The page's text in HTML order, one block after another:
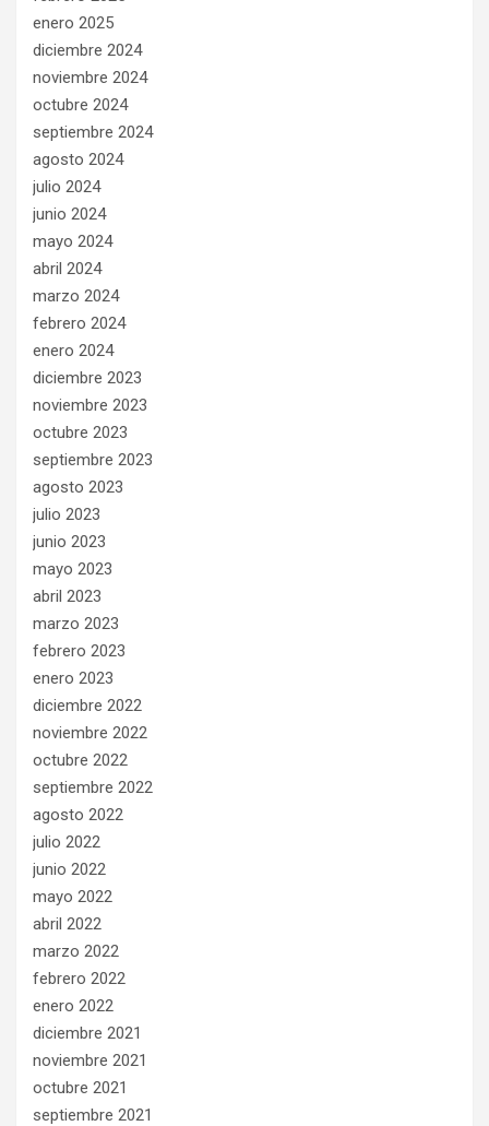
enero 2025
diciembre 2024
noviembre 2024
octubre 2024
septiembre 2024
agosto 2024
julio 2024
junio 2024
mayo 2024
abril 2024
marzo 2024
febrero 2024
enero 2024
diciembre 2023
noviembre 2023
octubre 2023
septiembre 2023
agosto 2023
julio 2023
junio 2023
mayo 2023
abril 2023
marzo 2023
febrero 2023
enero 2023
diciembre 2022
noviembre 2022
octubre 2022
septiembre 2022
agosto 2022
julio 2022
junio 2022
mayo 2022
abril 2022
marzo 2022
febrero 2022
enero 2022
diciembre 2021
noviembre 2021
octubre 2021
septiembre 2021